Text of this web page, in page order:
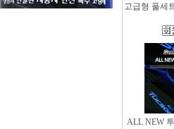
고급형 풀세
ALL NEW